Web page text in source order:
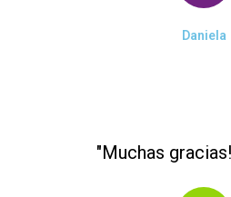
Daniela
"Muchas